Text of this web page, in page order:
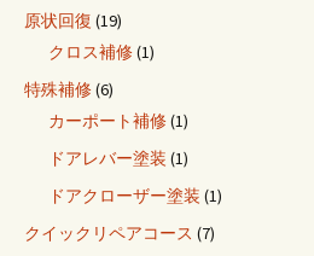
原状回復 (19)
クロス補修(1)
特殊補修(6)
カーポート補修(1)
ドアレバー塗装 (1)
ドアクローザー塗装 (1)
クイックリペアコース (7)